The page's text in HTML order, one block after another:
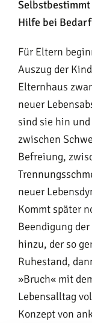
Hilfe bei Bedarf
Für Eltern
Auszug der
Elternhaus
neuer
sind sie hin
zwischen
Befreiung,
neuer
Kommt später
Beendigung
hinzu, der so
Ruhestand,
»Bruch« mit
Lebensalltag
Konzept von